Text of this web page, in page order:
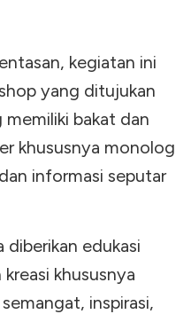
kegiatan ini
yang ditujukan
bakat dan
khususnya monolog
informasi seputar
diberikan edukasi
khususnya
inspirasi,